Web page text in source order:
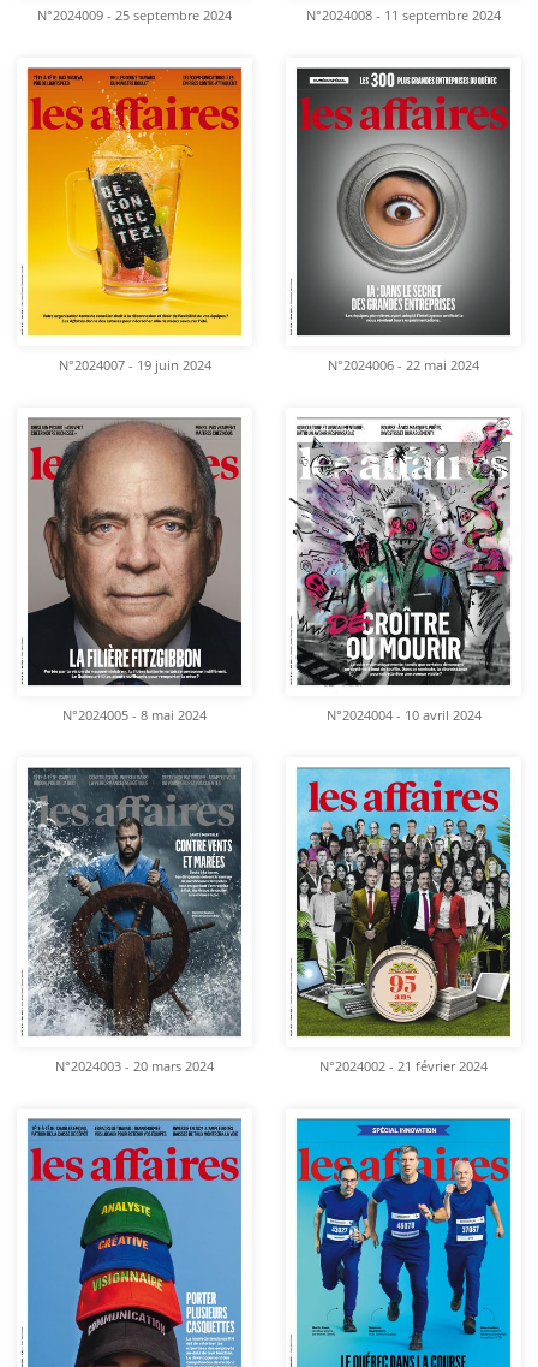
N°2024009 - 25 septembre 2024 N°2024008 - 11 septembre 2024
N°2024007 - 19 juin 2024 N°2024006 - 22 mai 2024
N°2024005 - 8 mai 2024 N°2024004 - 10 avril 2024
N°2024003 - 20 mars 2024 N°2024002 - 21 février 2024